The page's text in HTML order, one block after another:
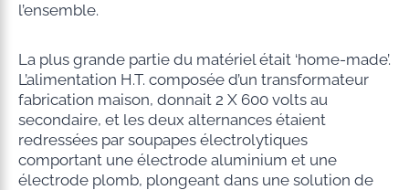
l’ensemble.
La plus grande partie du matériel était ‘home-made’.
L’alimentation H.T. composée d’un transformateur
fabrication maison, donnait 2 X 600 volts au
secondaire, et les deux alternances étaient
redressées par soupapes électrolytiques
comportant une électrode aluminium et une
électrode plomb, plongeant dans une solution de